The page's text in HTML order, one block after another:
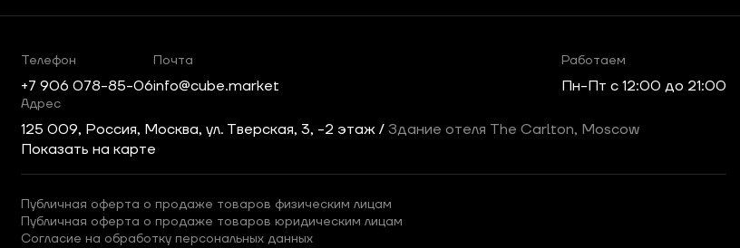
Телефон
+7 906 078-85-06
Почта
info@cube.market
Работаем
Пн-Пт c 12:00 до 21:00
Адрес
125 009, Россия, Москва, ул. Тверская, 3, -2 этаж / Здание отеля The Carlton, Moscow
Показать на карте
Публичная оферта о продаже товаров физическим лицам
Публичная оферта о продаже товаров юридическим лицам
Согласие на обработку персональных данных